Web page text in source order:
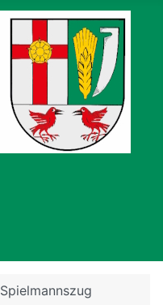
Spielmannszug